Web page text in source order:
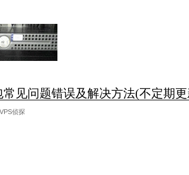
见问题错误及解决方法(不定期
侦探